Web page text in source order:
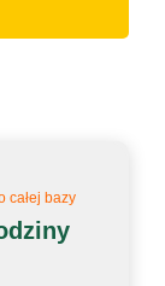
całej bazy